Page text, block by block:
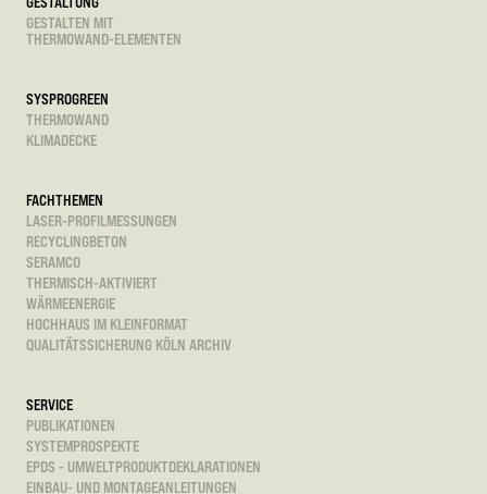
GESTALTEN MIT
THERMOWAND-ELEMENTEN
SYSPROGREEN
THERMOWAND
KLIMADECKE
FACHTHEMEN
LASER-PROFILMESSUNGEN
RECYCLINGBETON
SERAMCO
THERMISCH-AKTIVIERT
WÄRMEENERGIE
HOCHHAUS IM KLEINFORMAT
QUALITÄTSSICHERUNG KÖLN ARCHIV
SERVICE
PUBLIKATIONEN
SYSTEMPROSPEKTE
EPDS - UMWELTPRODUKTDEKLARATIONEN
EINBAU- UND MONTAGEANLEITUNGEN